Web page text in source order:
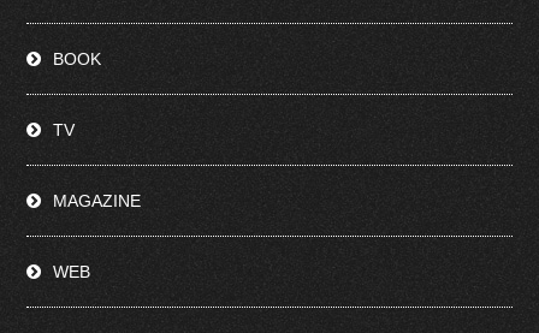
BOOK
TV
MAGAZINE
WEB